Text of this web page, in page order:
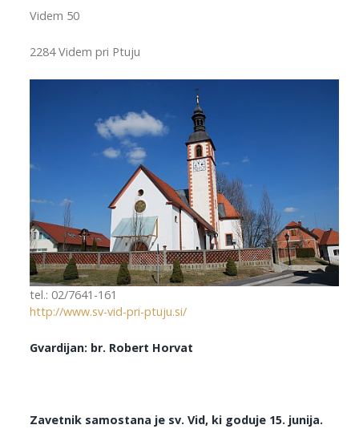
Videm 50
2284 Videm pri Ptuju
tel.: 02/7641-161
http://www.sv-vid-pri-ptuju.si/
Gvardijan: br. Robert Horvat
Zavetnik samostana je sv. Vid, ki goduje 15. junija.